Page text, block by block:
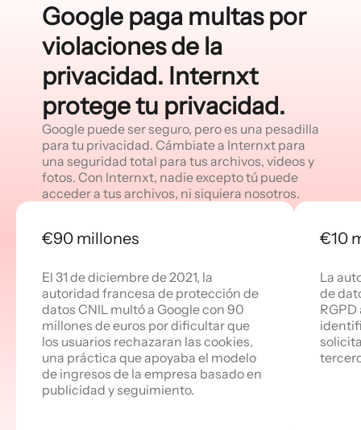
Google paga multas por
violaciones de la
privacidad. Internxt
protege tu privacidad.
Google puede ser seguro, pero es una pesadilla
para tu privacidad. Cámbiate a Internxt para
una seguridad total para tus archivos, videos y
fotos. Con Internxt, nadie excepto tú puede
acceder a tus archivos, ni siquiera nosotros.
€90 millones
El 31 de diciembre de 2021, la
autoridad francesa de protección de
datos CNIL multó a Google con 90
millones de euros por dificultar que
los usuarios rechazaran las cookies,
una práctica que apoyaba el modelo
de ingresos de la empresa basado en
publicidad y seguimiento.
€10
La
de